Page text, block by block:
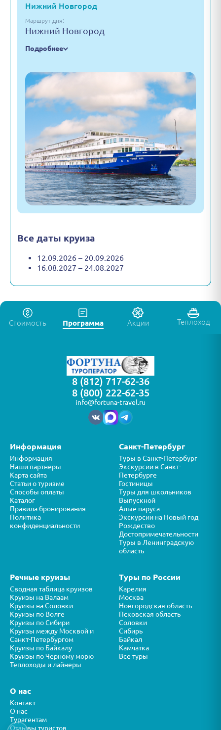
Нижний Новгород
Маршрут дня:
Нижний Новгород
Подробнее
Все даты круиза
12.09.2026 – 20.09.2026
16.08.2027 – 24.08.2027
Стоимость Программа Акции Теплоход
8 (812) 717-62-36
8 (800) 222-62-35
info@fortuna-travel.ru
Информация
Информация
Наши партнеры
Карта сайта
Статьи о туризме
Способы оплаты
Каталог
Правила бронирования
Политика
конфиденциальности
Санкт-Петербург
Туры в Санкт-Петербург
Экскурсии в Санкт-
Петербурге
Гостиницы
Туры для школьников
Выпускной
Алые паруса
Экскурсии на Новый год
Рождество
Достопримечательности
Туры в Ленинградскую
область
Речные круизы
Сводная таблица круизов
Круизы на Валаам
Круизы на Соловки
Круизы по Волге
Круизы по Сибири
Круизы между Москвой и
Санкт-Петербургом
Круизы по Байкалу
Круизы по Черному морю
Теплоходы и лайнеры
Туры по России
Карелия
Москва
Новгородская область
Псковская область
Соловки
Сибирь
Байкал
Камчатка
Все туры
О нас
Контакт
О нас
Турагентам
Отзывы туристов